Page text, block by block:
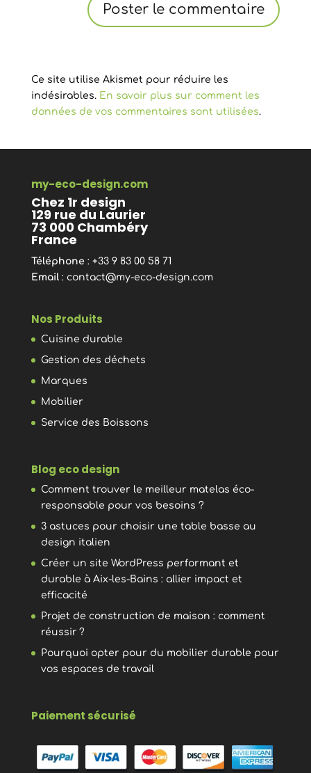
Ce site utilise Akismet pour réduire les
indésirables. En savoir plus sur comment les
données de vos commentaires sont utilisées.
my-eco-design.com
Chez 1r design
129 rue du Laurier
73 000 Chambéry
France
Téléphone : +33 9 83 00 58 71
Email: contact@my-eco-design.com
Nos Produits
Cuisine durable
Gestion des déchets
Marques
Mobilier
Service des Boissons
Blog eco design
Comment trouver le meilleur matelas éco-
responsable pour vos besoins ?
3 astuces pour choisir une table basse au
design italien
Créer un site WordPress performant et
durable à Aix-les-Bains : allier impact et
efficacité
Projet de construction de maison : comment
réussir ?
Pourquoi opter pour du mobilier durable pour
vos espaces de travail
Paiement sécurisé